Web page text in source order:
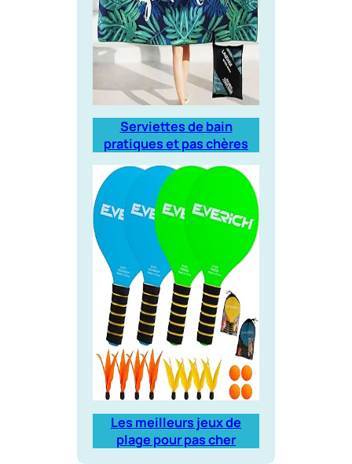
Serviettes de bain
pratiques et pas chères
Les meilleurs jeux de
plage pour pas cher